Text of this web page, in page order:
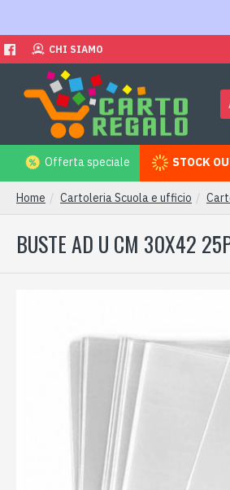
CHI SIAMO
Offerta speciale STOCK
Home Cartoleria Scuola e ufficio
BUSTE AD U CM 30X42